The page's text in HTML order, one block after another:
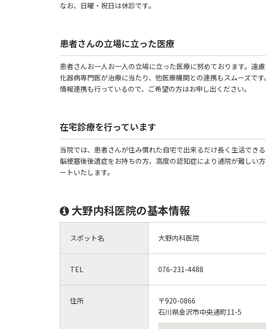
なお、日曜・祝日は休診です。
患者さんの立場に立った医療
患者さんお一人お一人の立場に立った医療に努めております。遠
化器病専門医が治療に当たり、他医療機関との連携もスムーズで
情報連携も行っているので、ご希望の方はお申し出ください。
在宅診療を行っています
当院では、患者さんが住み慣れた自宅で出来るだけ長く生活でき
脳梗塞後後遺症をお持ちの方、高度の認知症により通院が難しい
ートいたします。
大野内科医院の基本情報
スポット名 大野内科医院
TEL 076-231-4488
住所
〒920-0866
石川県金沢市中央通町11-5